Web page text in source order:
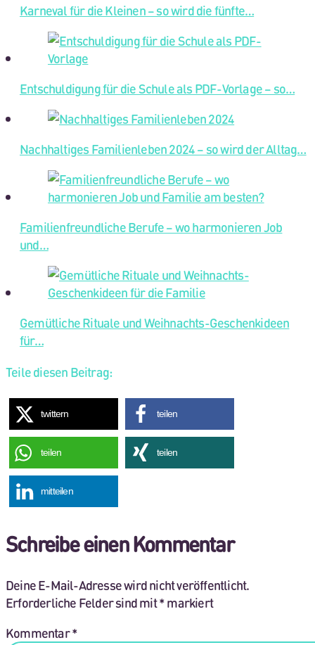
Karneval für die Kleinen – so wird die fünfte…
Entschuldigung für die Schule als PDF-Vorlage – so…
Nachhaltiges Familienleben 2024 – so wird der Alltag…
Familienfreundliche Berufe – wo harmonieren Job
und…
Gemütliche Rituale und Weihnachts-Geschenkideen
für…
Teile diesen Beitrag:
twittern teilen
teilen teilen
mitteilen
Schreibe einen Kommentar
Deine E-Mail-Adresse wird nicht veröffentlicht.
Erforderliche Felder sind mit*markiert
Kommentar*